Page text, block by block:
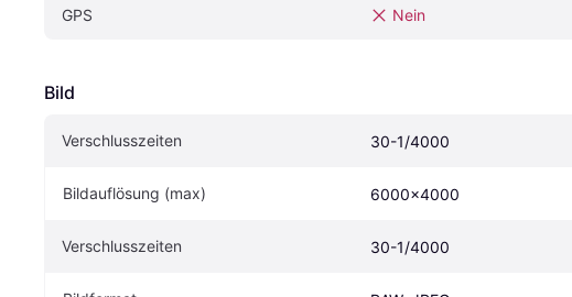
GPS Nein
Bild
Verschlusszeiten 30-1/4000
Bildauflösung (max) 6000x4000
Verschlusszeiten 30-1/4000